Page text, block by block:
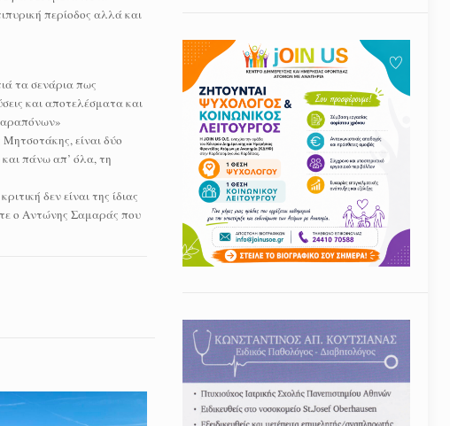
περίοδος αλλά και
τα σενάρια πως
και αποτελέσματα και
είναι δύο
και πάνω απ’ όλα, τη
δεν είναι της ίδιας
ο Αντώνης Σαμαράς που